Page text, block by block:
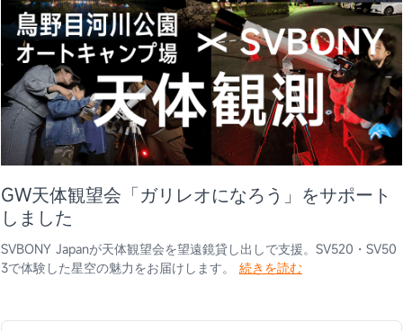
GW天体観望会「ガリレオになろう」をサポート
しました
SVBONY Japanが天体観望会を望遠鏡貸し出しで支援。SV520・SV50
3で体験した星空の魅力をお届けします。 続きを読む